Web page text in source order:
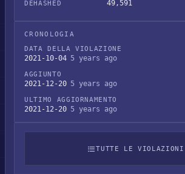
DEHASHED 49,591
CRONOLOGIA
DATA DELLA VIOLAZIONE
2021-10-04 5 years ago
AGGIUNTO
2021-12-20 5 years ago
ULTIMO AGGIORNAMENTO
2021-12-20 5 years ago
TUTTE LE VIOLAZIONI